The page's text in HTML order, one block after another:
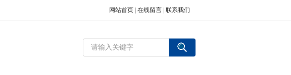
网站首页 在线留言 联系我们